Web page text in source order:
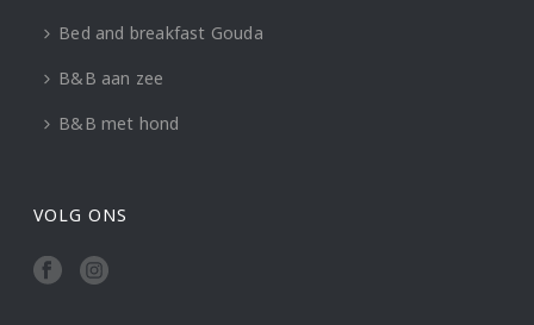
Bed and breakfast Gouda
B&B aan zee
B&B met hond
VOLG ONS